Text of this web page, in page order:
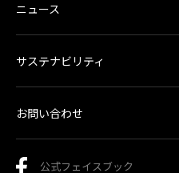
ニュース
サステナビリティ
お問い合わせ
公式フェイスブック